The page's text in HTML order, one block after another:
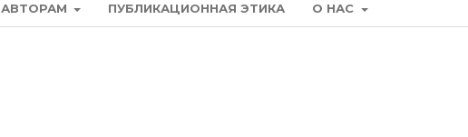
АВТОРАМ ПУБЛИКАЦИОННАЯ ЭТИКА О НАС